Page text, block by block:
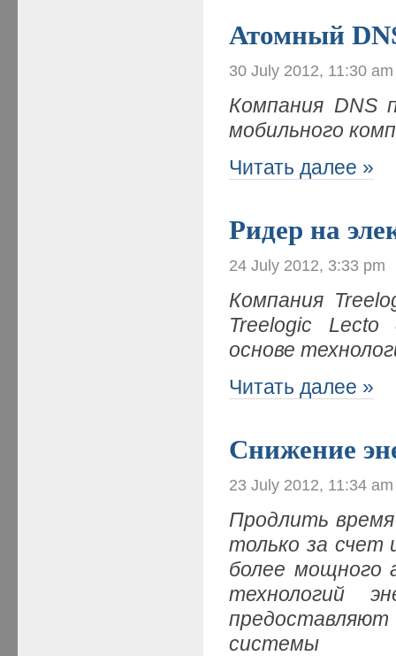
Атомный
30 July 2012, 11:30 am
Компания DNS
мобильного
Читать далее »
Ридер на
24 July 2012, 3:33 pm
Компания
Treelogic
основе
Читать далее »
Снижение
23 July 2012, 11:34 am
Продлить
только за счет
более мощного
технологий
системы